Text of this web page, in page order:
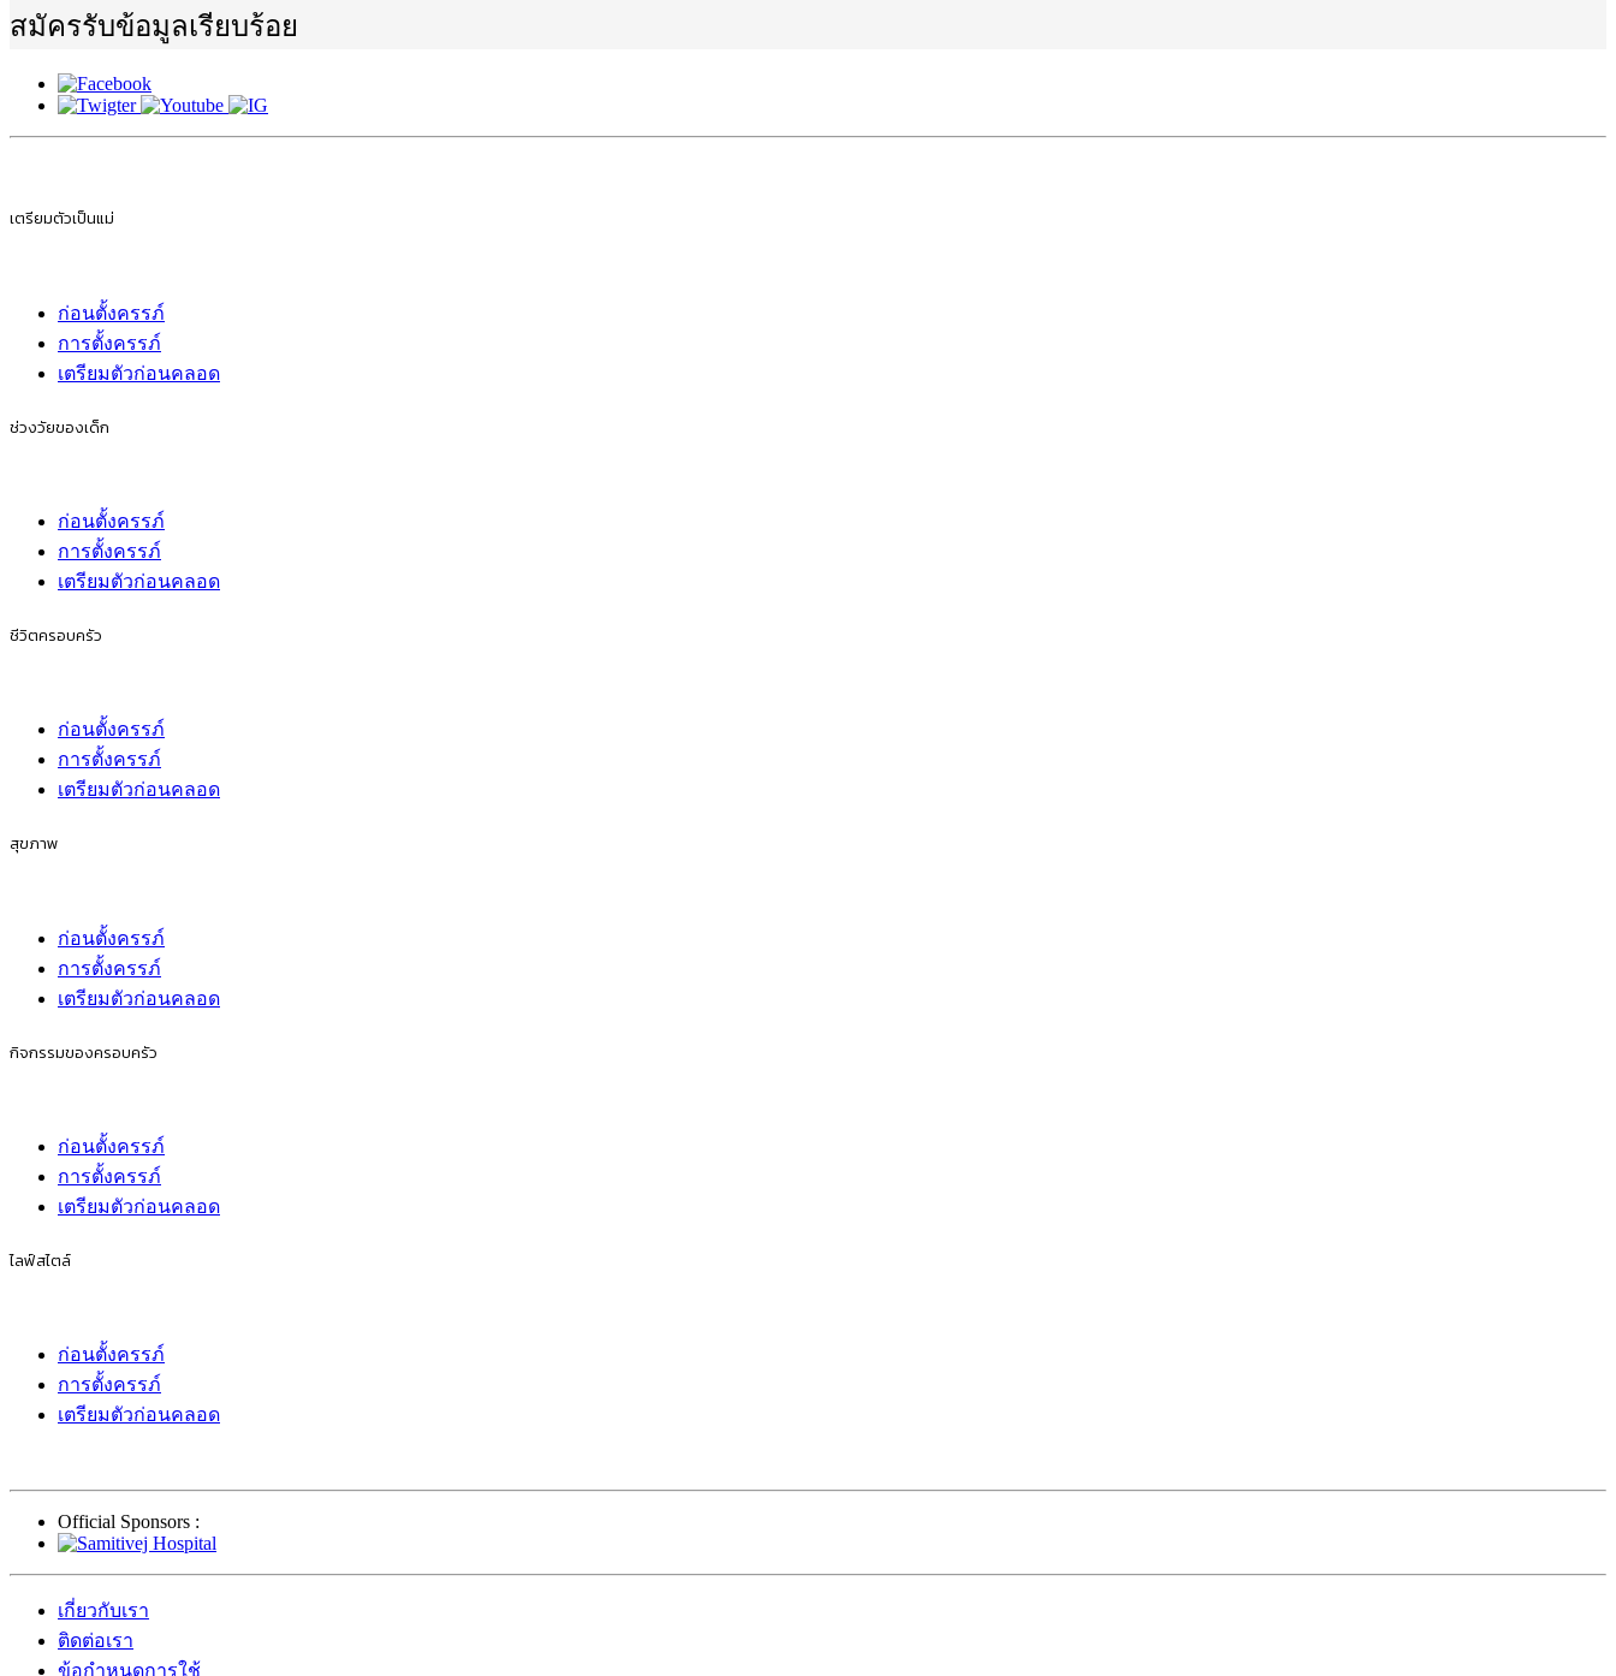
สมัครรับข้อมูลเรียบร้อย
เตรียมตัวเป็นแม่
ก่อนตั้งครรภ์
การตั้งครรภ์
เตรียมตัวก่อนคลอด
ช่วงวัยของเด็ก
ก่อนตั้งครรภ์
การตั้งครรภ์
เตรียมตัวก่อนคลอด
ชีวิตครอบครัว
ก่อนตั้งครรภ์
การตั้งครรภ์
เตรียมตัวก่อนคลอด
สุขภาพ
ก่อนตั้งครรภ์
การตั้งครรภ์
เตรียมตัวก่อนคลอด
กิจกรรมของครอบครัว
ก่อนตั้งครรภ์
การตั้งครรภ์
เตรียมตัวก่อนคลอด
ไลฟ์สไตล์
ก่อนตั้งครรภ์
การตั้งครรภ์
เตรียมตัวก่อนคลอด
Official Sponsors :
เกี่ยวกับเรา
ติดต่อเรา
ข้อกำหนดการใช้